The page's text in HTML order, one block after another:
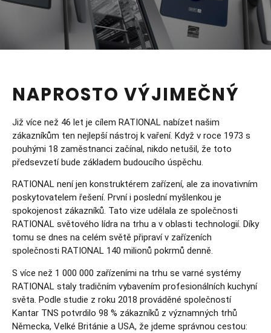
NAPROSTO VÝJIMEČNÝ
Již více než 46 let je cílem RATIONAL nabízet našim
zákazníkům ten nejlepší nástroj k vaření. Když v roce 1973 s
pouhými 18 zaměstnanci začínal, nikdo netušil, že toto
předsevzetí bude základem budoucího úspěchu.
RATIONAL není jen konstruktérem zařízení, ale za inovativním
poskytovatelem řešení. První i poslední myšlenkou je
spokojenost zákazníků. Tato vize udělala ze společnosti
RATIONAL světového lídra na trhu a v oblasti technologií. Díky
tomu se dnes na celém světě připraví v zařízeních
společnosti RATIONAL 140 milionů pokrmů denně.
S více než 1 000 000 zařízeními na trhu se varné systémy
RATIONAL staly tradičním vybavením profesionálních kuchyní
světa. Podle studie z roku 2018 prováděné společností
Kantar TNS potvrdilo 98 % zákazníků z významných trhů
Německa, Velké Británie a USA, že jdeme správnou cestou: